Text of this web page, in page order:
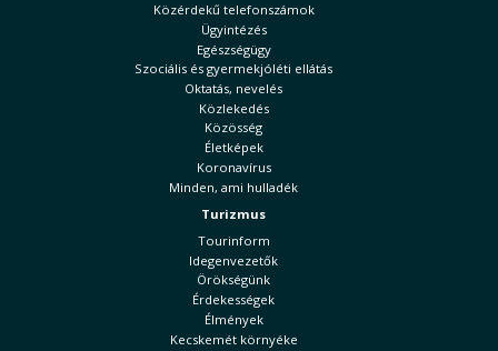
Közérdekű telefonszámok
Ügyintézés
Egészségügy
Szociális és gyermekjóléti ellátás
Oktatás, nevelés
Közlekedés
Közösség
Életképek
Koronavírus
Minden, ami hulladék
Turizmus
Tourinform
Idegenvezetők
Örökségünk
Érdekességek
Élmények
Kecskemét környéke